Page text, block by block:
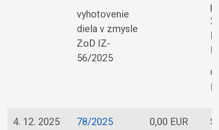
vyhotovenie
diela v zmysle
ZoD IZ-
56/2025
4. 12. 2025
78/2025
0,00 EUR